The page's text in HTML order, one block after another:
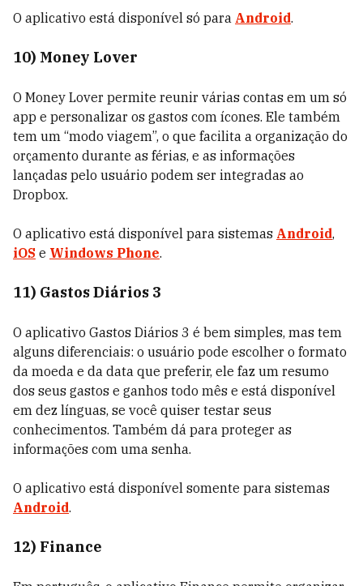
O aplicativo está disponível só para Android.
10) Money Lover
O Money Lover permite reunir várias contas em um só
app e personalizar os gastos com ícones. Ele também
tem um “modo viagem”, o que facilita a organização do
orçamento durante as férias, e as informações
lançadas pelo usuário podem ser integradas ao
Dropbox.
O aplicativo está disponível para sistemas Android,
iOS e Windows Phone.
11) Gastos Diários 3
O aplicativo Gastos Diários 3 é bem simples, mas tem
alguns diferenciais: o usuário pode escolher o formato
da moeda e da data que preferir, ele faz um resumo
dos seus gastos e ganhos todo mês e está disponível
em dez línguas, se você quiser testar seus
conhecimentos. Também dá para proteger as
informações com uma senha.
O aplicativo está disponível somente para sistemas
Android.
12) Finance